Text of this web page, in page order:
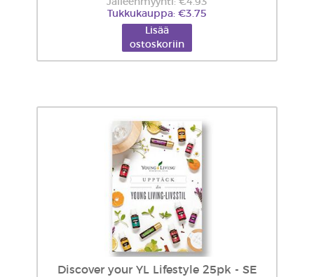
Jälleenmyynti: €4.93
Tukkukauppa: €3.75
Lisää
ostoskoriin
Discover your YL Lifestyle 25pk - SE